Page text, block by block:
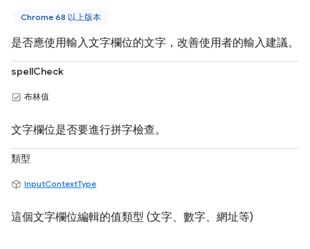
Chrome 68 以上版本
是否應使用輸入文字欄位的文字，改善使用者的輸入建議。
spellCheck
布林值
文字欄位是否要進行拼字檢查。
類型
InputContextType
這個文字欄位編輯的值類型 (文字、數字、網址等)